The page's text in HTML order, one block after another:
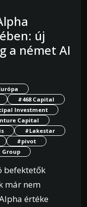
új
a német AI
#468 Capital
Investment
Capital
#Lakestar
#pivot
Group
befektetők
már nem
értéke